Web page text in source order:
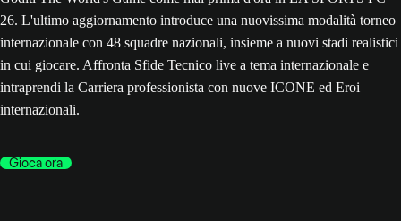
26. L'ultimo aggiornamento introduce una nuovissima modalità torneo
internazionale con 48 squadre nazionali, insieme a nuovi stadi realistici
in cui giocare. Affronta Sfide Tecnico live a tema internazionale e
intraprendi la Carriera professionista con nuove ICONE ed Eroi
internazionali.
Gioca ora